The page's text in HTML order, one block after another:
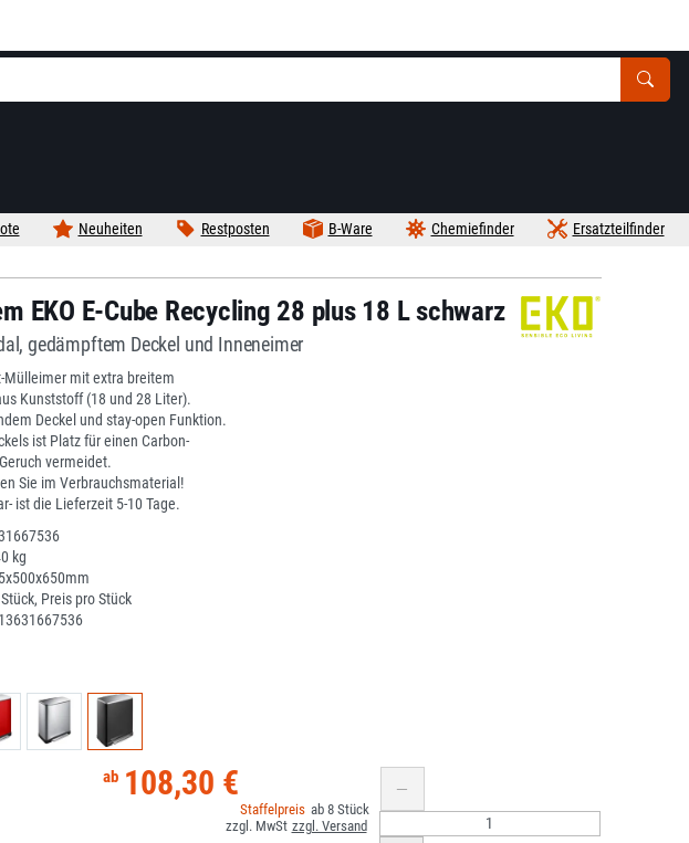
Ersatzteilfinder
Chemiefinder
B-Ware
Restposten
Neuheiten
EKO E-Cube Recycling 28 plus 18 L schwarz
gedämpftem Deckel und Inneneimer
Mülleimer mit extra breitem
Kunststoff (18 und 28 Liter).
Deckel und stay-open Funktion.
ist Platz für einen Carbon-
vermeidet.
Sie im Verbrauchsmaterial!
ist die Lieferzeit 5-10 Tage.
kg
Preis pro Stück
108,30 €
8